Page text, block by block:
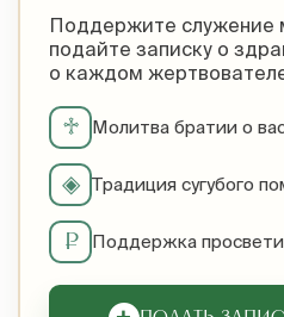
Поддержите служение
подайте записку о
о каждом
♱ Молитва братии о
◈ Традиция сугубого
₽ Поддержка